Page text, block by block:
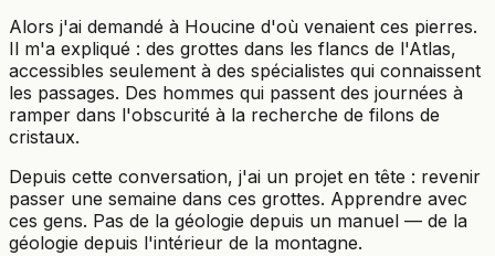
Alors j'ai demandé à Houcine d'où venaient ces pierres.
Il m'a expliqué : des grottes dans les flancs de l'Atlas,
accessibles seulement à des spécialistes qui connaissent
les passages. Des hommes qui passent des journées à
ramper dans l'obscurité à la recherche de filons de
cristaux.
Depuis cette conversation, j'ai un projet en tête : revenir
passer une semaine dans ces grottes. Apprendre avec
ces gens. Pas de la géologie depuis un manuel — de la
géologie depuis l'intérieur de la montagne.